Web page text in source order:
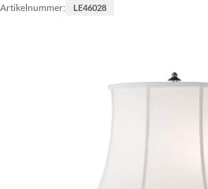
Artikelnummer: LE46028